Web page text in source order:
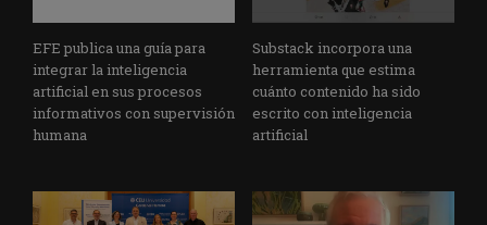
EFE publica una guía para
integrar la inteligencia
artificial en sus procesos
informativos con supervisión
humana
Substack incorpora una
herramienta que estima
cuánto contenido ha sido
escrito con inteligencia
artificial